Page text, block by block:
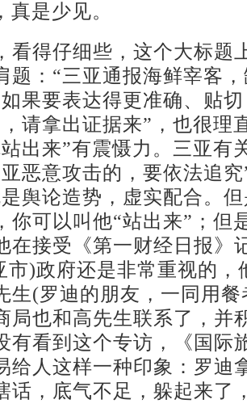
真是少见。
得仔细些，这个大标题
题：“三亚通报海鲜宰客
果要表达得更准确、贴
请拿出证据来”，也很理
出来”有震慑力。三亚有
恶意攻击的，要依法追
舆论造势，虚实配合。
你可以叫他“站出来”；但
在接受《第一财经日报》
市)政府还是非常重视的，
生(罗迪的朋友，一同用
局也和高先生联系了，并
有看到这个专访，《国际
给人这样一种印象：罗迪
话，底气不足，躲起来了